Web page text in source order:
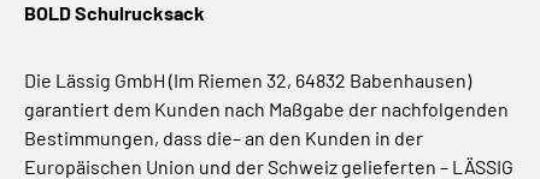
BOLD Schulrucksack
Die Lässig GmbH (Im Riemen 32, 64832 Babenhausen)
garantiert dem Kunden nach Maßgabe der nachfolgenden
Bestimmungen, dass die– an den Kunden in der
Europäischen Union und der Schweiz gelieferten – LÄSSIG